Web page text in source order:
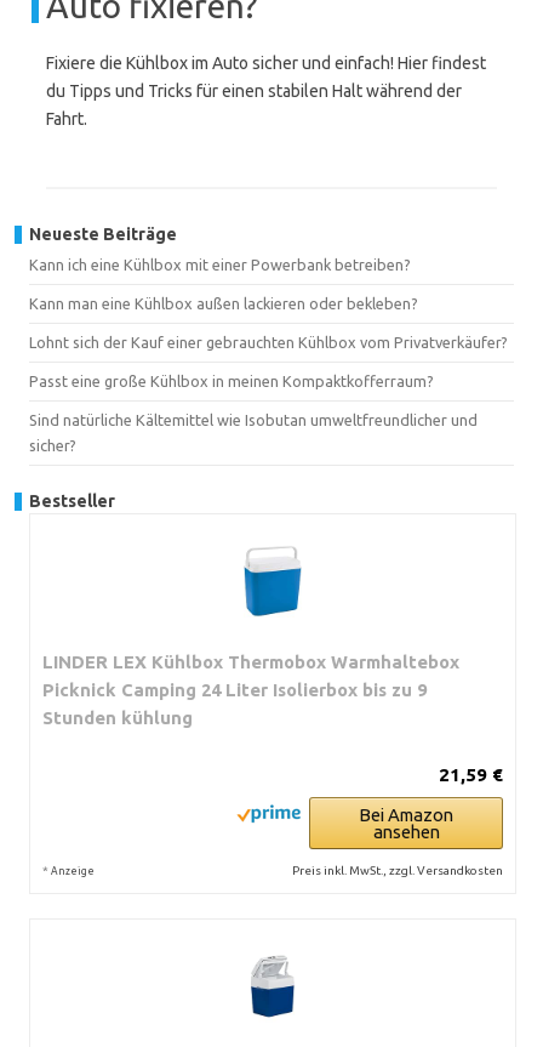
Fixiere die Kühlbox im Auto sicher und einfach! Hier findest
du Tipps und Tricks für einen stabilen Halt während der
Fahrt.
Neueste Beiträge
Kann ich eine Kühlbox mit einer Powerbank betreiben?
Kann man eine Kühlbox außen lackieren oder bekleben?
Lohnt sich der Kauf einer gebrauchten Kühlbox vom Privatverkäufer?
Passt eine große Kühlbox in meinen Kompaktkofferraum?
Sind natürliche Kältemittel wie Isobutan umweltfreundlicher und
sicher?
Bestseller
LINDER LEX Kühlbox Thermobox Warmhaltebox
Picknick Camping 24 Liter Isolierbox bis zu 9
Stunden kühlung
21,59 €
Bei Amazon
ansehen
* Anzeige Preis inkl. MwSt., zzgl. Versandkosten